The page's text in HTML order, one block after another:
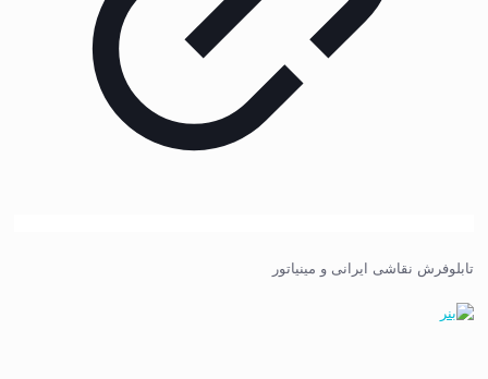
تابلوفرش نقاشی ایرانی و مینیاتور